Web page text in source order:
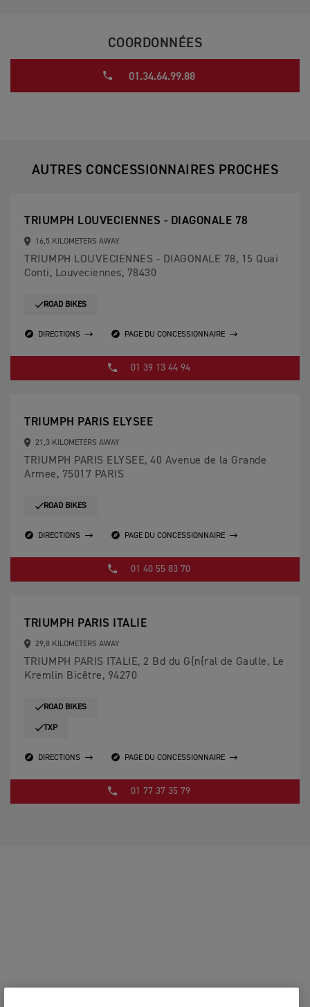
COORDONNÉES
01.34.64.99.88
AUTRES CONCESSIONNAIRES PROCHES
TRIUMPH LOUVECIENNES - DIAGONALE 78
16,5 KILOMETERS AWAY
TRIUMPH LOUVECIENNES - DIAGONALE 78, 15 Quai
Conti, Louveciennes, 78430
ROAD BIKES
DIRECTIONS PAGE DU CONCESSIONNAIRE
01 39 13 44 94
TRIUMPH PARIS ELYSEE
21,3 KILOMETERS AWAY
TRIUMPH PARIS ELYSEE, 40 Avenue de la Grande
Armee, 75017 PARIS
ROAD BIKES
DIRECTIONS PAGE DU CONCESSIONNAIRE
01 40 55 83 70
TRIUMPH PARIS ITALIE
29,8 KILOMETERS AWAY
TRIUMPH PARIS ITALIE, 2 Bd du G{n{ral de Gaulle, Le
Kremlin Bicêtre, 94270
ROAD BIKES
TXP
DIRECTIONS PAGE DU CONCESSIONNAIRE
01 77 37 35 79